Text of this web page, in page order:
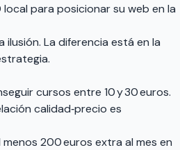
para posicionar su web en la
La diferencia está en la
cursos entre 10 y 30 euros.
calidad‑precio es
200 euros extra al mes en